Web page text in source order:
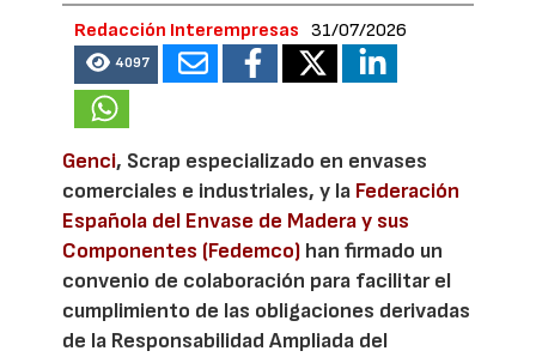
Redacción Interempresas 31/07/2026
4097
Genci, Scrap especializado en envases
comerciales e industriales, y la Federación
Española del Envase de Madera y sus
Componentes (Fedemco) han firmado un
convenio de colaboración para facilitar el
cumplimiento de las obligaciones derivadas
de la Responsabilidad Ampliada del